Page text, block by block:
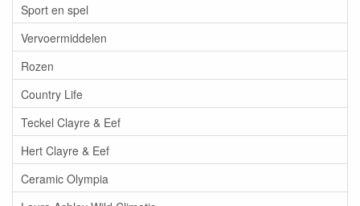
Sport en spel
Vervoermiddelen
Rozen
Country Life
Teckel Clayre & Eef
Hert Clayre & Eef
Ceramic Olympia